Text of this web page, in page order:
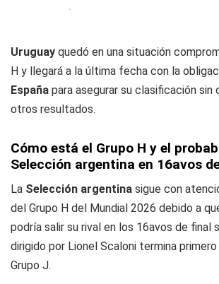
Uruguay quedó en una situación
H y llegará a la última fecha con la
España para asegurar su clasificación sin
otros resultados.
Cómo está el Grupo H y el
Selección argentina en 16avos
La Selección argentina sigue con
del Grupo H del Mundial 2026 debido a
podría salir su rival en los 16avos de final
dirigido por Lionel Scaloni termina
Grupo J.